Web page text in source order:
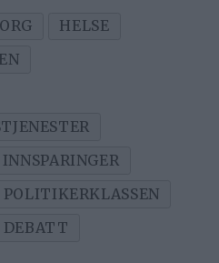
HELSE
INNSPARINGER
POLITIKERKLASSEN
DEBATT